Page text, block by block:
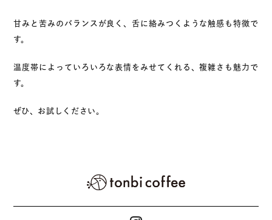
甘みと苦みのバランスが良く、舌に絡みつくような触感も特徴で
す。
温度帯によっていろいろな表情をみせてくれる、複雑さも魅力で
す。
ぜひ、お試しください。